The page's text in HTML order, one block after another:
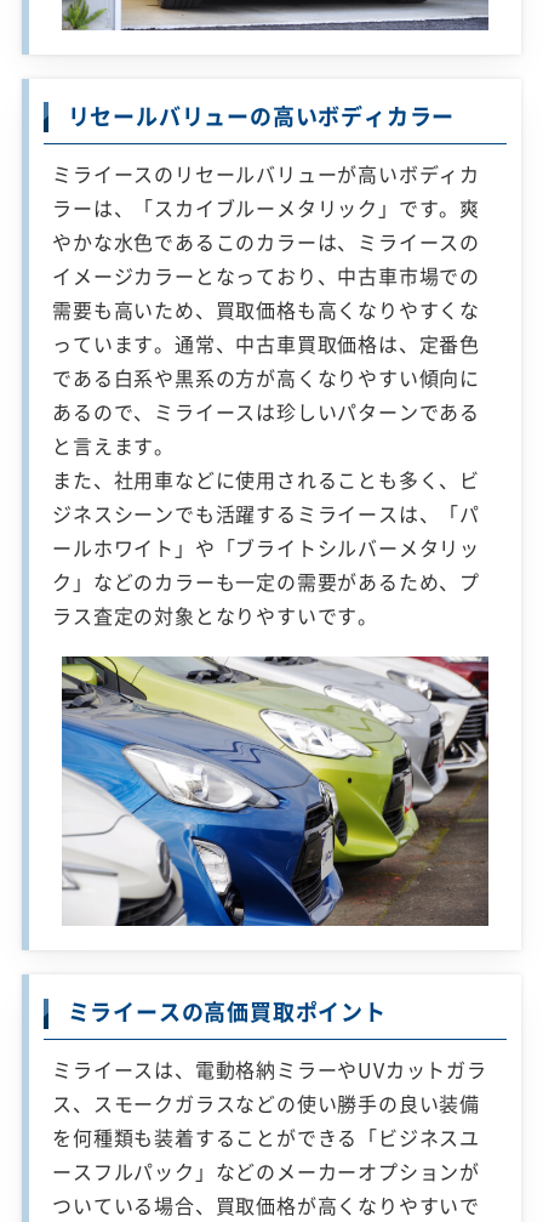
リセールバリューの高いボディカラー
ミライースのリセールバリューが高いボディカ
ラーは、「スカイブルーメタリック」です。爽
やかな水色であるこのカラーは、ミライースの
イメージカラーとなっており、中古車市場での
需要も高いため、買取価格も高くなりやすくな
っています。通常、中古車買取価格は、定番色
である白系や黒系の方が高くなりやすい傾向に
あるので、ミライースは珍しいパターンである
と言えます。
また、社用車などに使用されることも多く、ビ
ジネスシーンでも活躍するミライースは、「パ
ールホワイト」や「ブライトシルバーメタリッ
ク」などのカラーも一定の需要があるため、プ
ラス査定の対象となりやすいです。
ミライースの高価買取ポイント
ミライースは、電動格納ミラーやUVカットガラ
ス、スモークガラスなどの使い勝手の良い装備
を何種類も装着することができる「ビジネスユ
ースフルパック」などのメーカーオプションが
ついている場合、買取価格が高くなりやすいで